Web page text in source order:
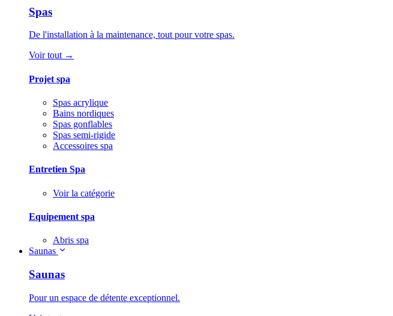
Spas
De l'installation à la maintenance, tout pour votre spas.
Voir tout →
Projet spa
Spas acrylique
Bains nordiques
Spas gonflables
Spas semi-rigide
Accessoires spa
Entretien Spa
Voir la catégorie
Equipement spa
Abris spa
Saunas
Saunas
Pour un espace de détente exceptionnel.